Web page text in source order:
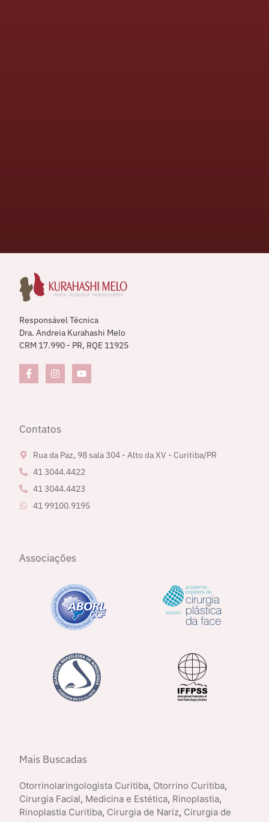
Responsável Técnica
Dra. Andreia Kurahashi Melo
CRM 17.990 - PR, RQE 11925
Contatos
Rua da Paz, 98 sala 304 - Alto da XV - Curitiba/PR
41 3044.4422
41 3044.4423
41 99100.9195
Associações
Mais Buscadas
Otorrinolaringologista Curitiba, Otorrino Curitiba,
Cirurgia Facial, Medicina e Estética, Rinoplastia,
Rinoplastia Curitiba, Cirurgia de Nariz, Cirurgia de